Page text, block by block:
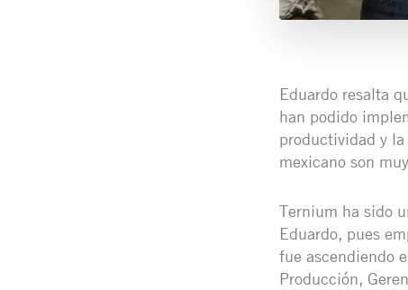
Eduardo resalta
han podido
productividad y
mexicano son
Ternium ha sido
Eduardo, pues
fue ascendiendo
Producción,